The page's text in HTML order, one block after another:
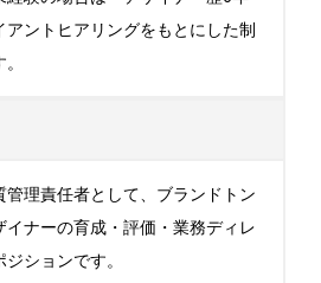
アントヒアリングをもとにした制
管理責任者として、ブランドトン
イナーの育成・評価・業務ディレ
ションです。